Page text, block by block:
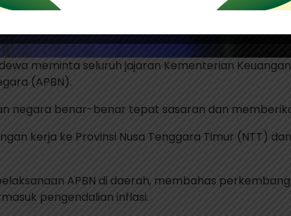
meminta seluruh jajaran Kementerian
(APBN).
negara benar-benar tepat sasaran dan
kerja ke Provinsi Nusa Tenggara Timur (NTT)
APBN di daerah, membahas
pengendalian inflasi.